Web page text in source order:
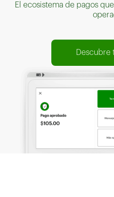
El ecosistema de pagos
Descubre